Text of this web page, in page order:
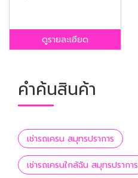
ดูรายละเอียด
คำค้นสินค้า
เช่ารถเครน สมุทรปราการ
เช่ารถเครนใกล้ฉัน สมุทรปราการ